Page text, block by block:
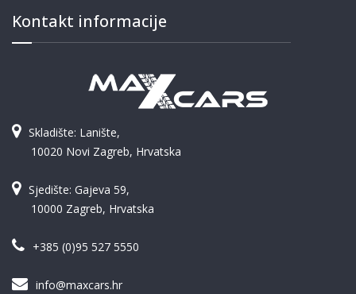
Kontakt informacije
Skladište: Lanište,
10020 Novi Zagreb, Hrvatska
Sjedište: Gajeva 59,
10000 Zagreb, Hrvatska
+385 (0)95 527 5550
info@maxcars.hr